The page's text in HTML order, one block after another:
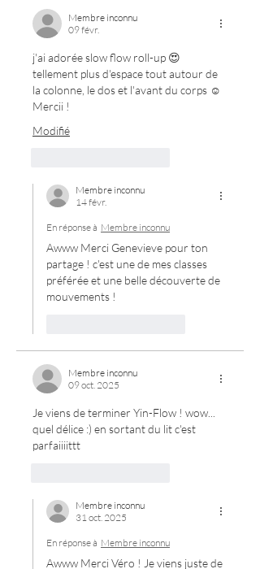
Membre inconnu
09 févr.
j'ai adorée slow flow roll-up 😍
tellement plus d'espace tout autour de
la colonne, le dos et l'avant du corps ☺️
Mercii !
Modifié
Membre inconnu
14 févr.
En réponse à Membre inconnu
Awww Merci Genevieve pour ton
partage ! c'est une de mes classes
préférée et une belle découverte de
mouvements !
Membre inconnu
09 oct. 2025
Je viens de terminer Yin-Flow ! wow...
quel délice :) en sortant du lit c'est
parfaiiiittt
Membre inconnu
31 oct. 2025
En réponse à Membre inconnu
Awww Merci Véro ! Je viens juste de